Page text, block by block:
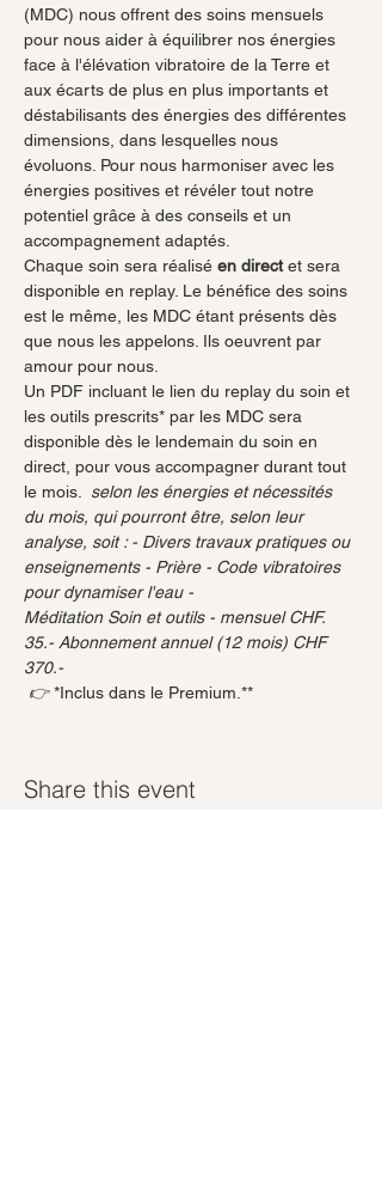
(MDC) nous offrent des soins mensuels
pour nous aider à équilibrer nos énergies
face à l'élévation vibratoire de la Terre et
aux écarts de plus en plus importants et
déstabilisants des énergies des différentes
dimensions, dans lesquelles nous
évoluons. Pour nous harmoniser avec les
énergies positives et révéler tout notre
potentiel grâce à des conseils et un
accompagnement adaptés.
Chaque soin sera réalisé en direct et sera
disponible en replay. Le bénéfice des soins
est le même, les MDC étant présents dès
que nous les appelons. Ils oeuvrent par
amour pour nous.
Un PDF incluant le lien du replay du soin et
les outils prescrits* par les MDC sera
disponible dès le lendemain du soin en
direct, pour vous accompagner durant tout
le mois.
selon les énergies et nécessités
du mois, qui pourront être, selon leur
analyse, soit : - Divers travaux pratiques ou
enseignements - Prière - Code vibratoires
pour dynamiser l'eau -
Méditation Soin et outils - mensuel CHF.
35.- Abonnement annuel (12 mois) CHF
370.-
👉 *Inclus dans le Premium.**
Share this event